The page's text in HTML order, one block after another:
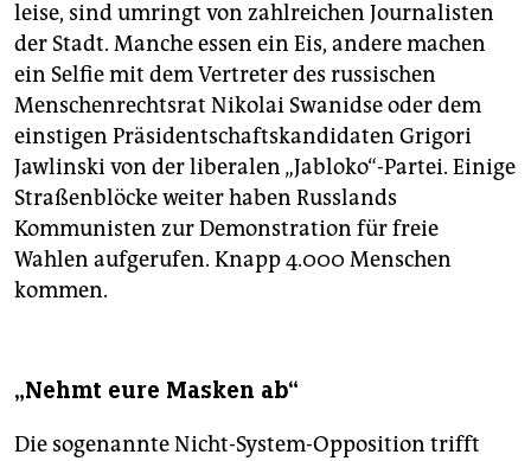
leise, sind umringt von zahlreichen Journalisten
der Stadt. Manche essen ein Eis, andere machen
ein Selfie mit dem Vertreter des russischen
Menschenrechtsrat Nikolai Swanidse oder dem
einstigen Präsidentschaftskandidaten Grigori
Jawlinski von der liberalen „Jabloko“-Partei. Einige
Straßenblöcke weiter haben Russlands
Kommunisten zur Demonstration für freie
Wahlen aufgerufen. Knapp 4.000 Menschen
kommen.
„Nehmt eure Masken ab“
Die sogenannte Nicht-System-Opposition trifft